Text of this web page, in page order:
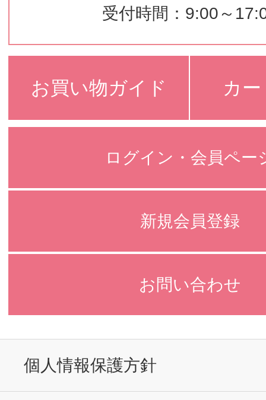
受付時間：9:00～
お買い物ガイド カ
ログイン・会員ペー
新規会員登録
お問い合わせ
個人情報保護方針